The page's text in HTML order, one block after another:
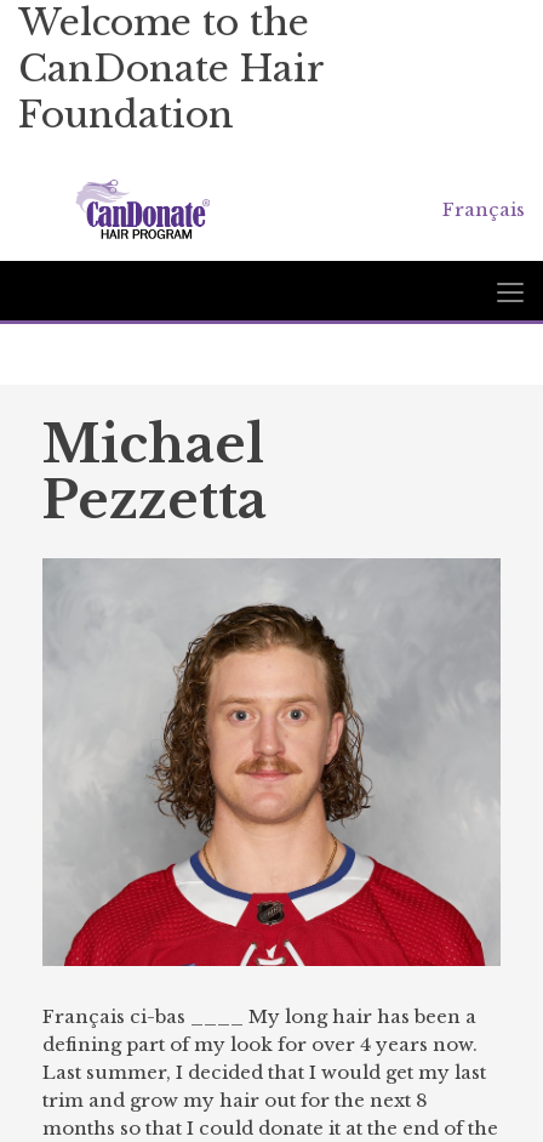
Welcome to the
CanDonate Hair
Foundation
Français
Michael
Pezzetta
Français ci-bas ____ My long hair has been a
defining part of my look for over 4 years now.
Last summer, I decided that I would get my last
trim and grow my hair out for the next 8
months so that I could donate it at the end of the